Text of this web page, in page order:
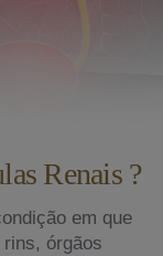
Renais ?
em que
órgãos